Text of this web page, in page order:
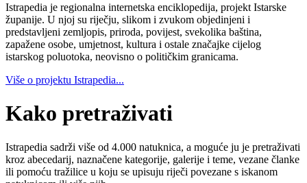
Istrapedia je regionalna internetska enciklopedija, projekt Istarske
županije. U njoj su riječju, slikom i zvukom objedinjeni i
predstavljeni zemljopis, priroda, povijest, svekolika baština,
zapažene osobe, umjetnost, kultura i ostale značajke cijelog
istarskog poluotoka, neovisno o političkim granicama.
Više o projektu Istrapedia...
Kako pretraživati
Istrapedia sadrži više od 4.000 natuknica, a moguće ju je pretraživati
kroz abecedarij, naznačene kategorije, galerije i teme, vezane članke
ili pomoću tražilice u koju se upisuju riječi povezane s iskanom